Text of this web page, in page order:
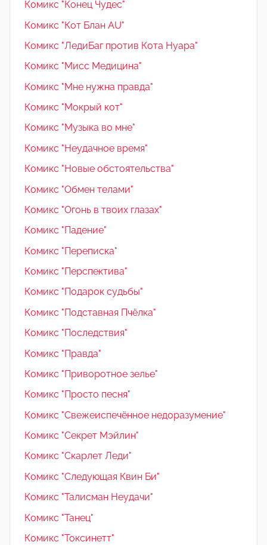
Комикс "Конец Чудес"
Комикс "Кот Блан AU"
Комикс "ЛедиБаг против Кота Нуара"
Комикс "Мисс Медицина"
Комикс "Мне нужна правда"
Комикс "Мокрый кот"
Комикс "Музыка во мне"
Комикс "Неудачное время"
Комикс "Новые обстоятельства"
Комикс "Обмен телами"
Комикс "Огонь в твоих глазах"
Комикс "Падение"
Комикс "Переписка"
Комикс "Перспектива"
Комикс "Подарок судьбы"
Комикс "Подставная Пчёлка"
Комикс "Последствия"
Комикс "Правда"
Комикс "Приворотное зелье"
Комикс "Просто песня"
Комикс "Свежеиспечённое недоразумение"
Комикс "Секрет Мэйлин"
Комикс "Скарлет Леди"
Комикс "Следующая Квин Би"
Комикс "Талисман Неудачи"
Комикс "Танец"
Комикс "Токсинетт"